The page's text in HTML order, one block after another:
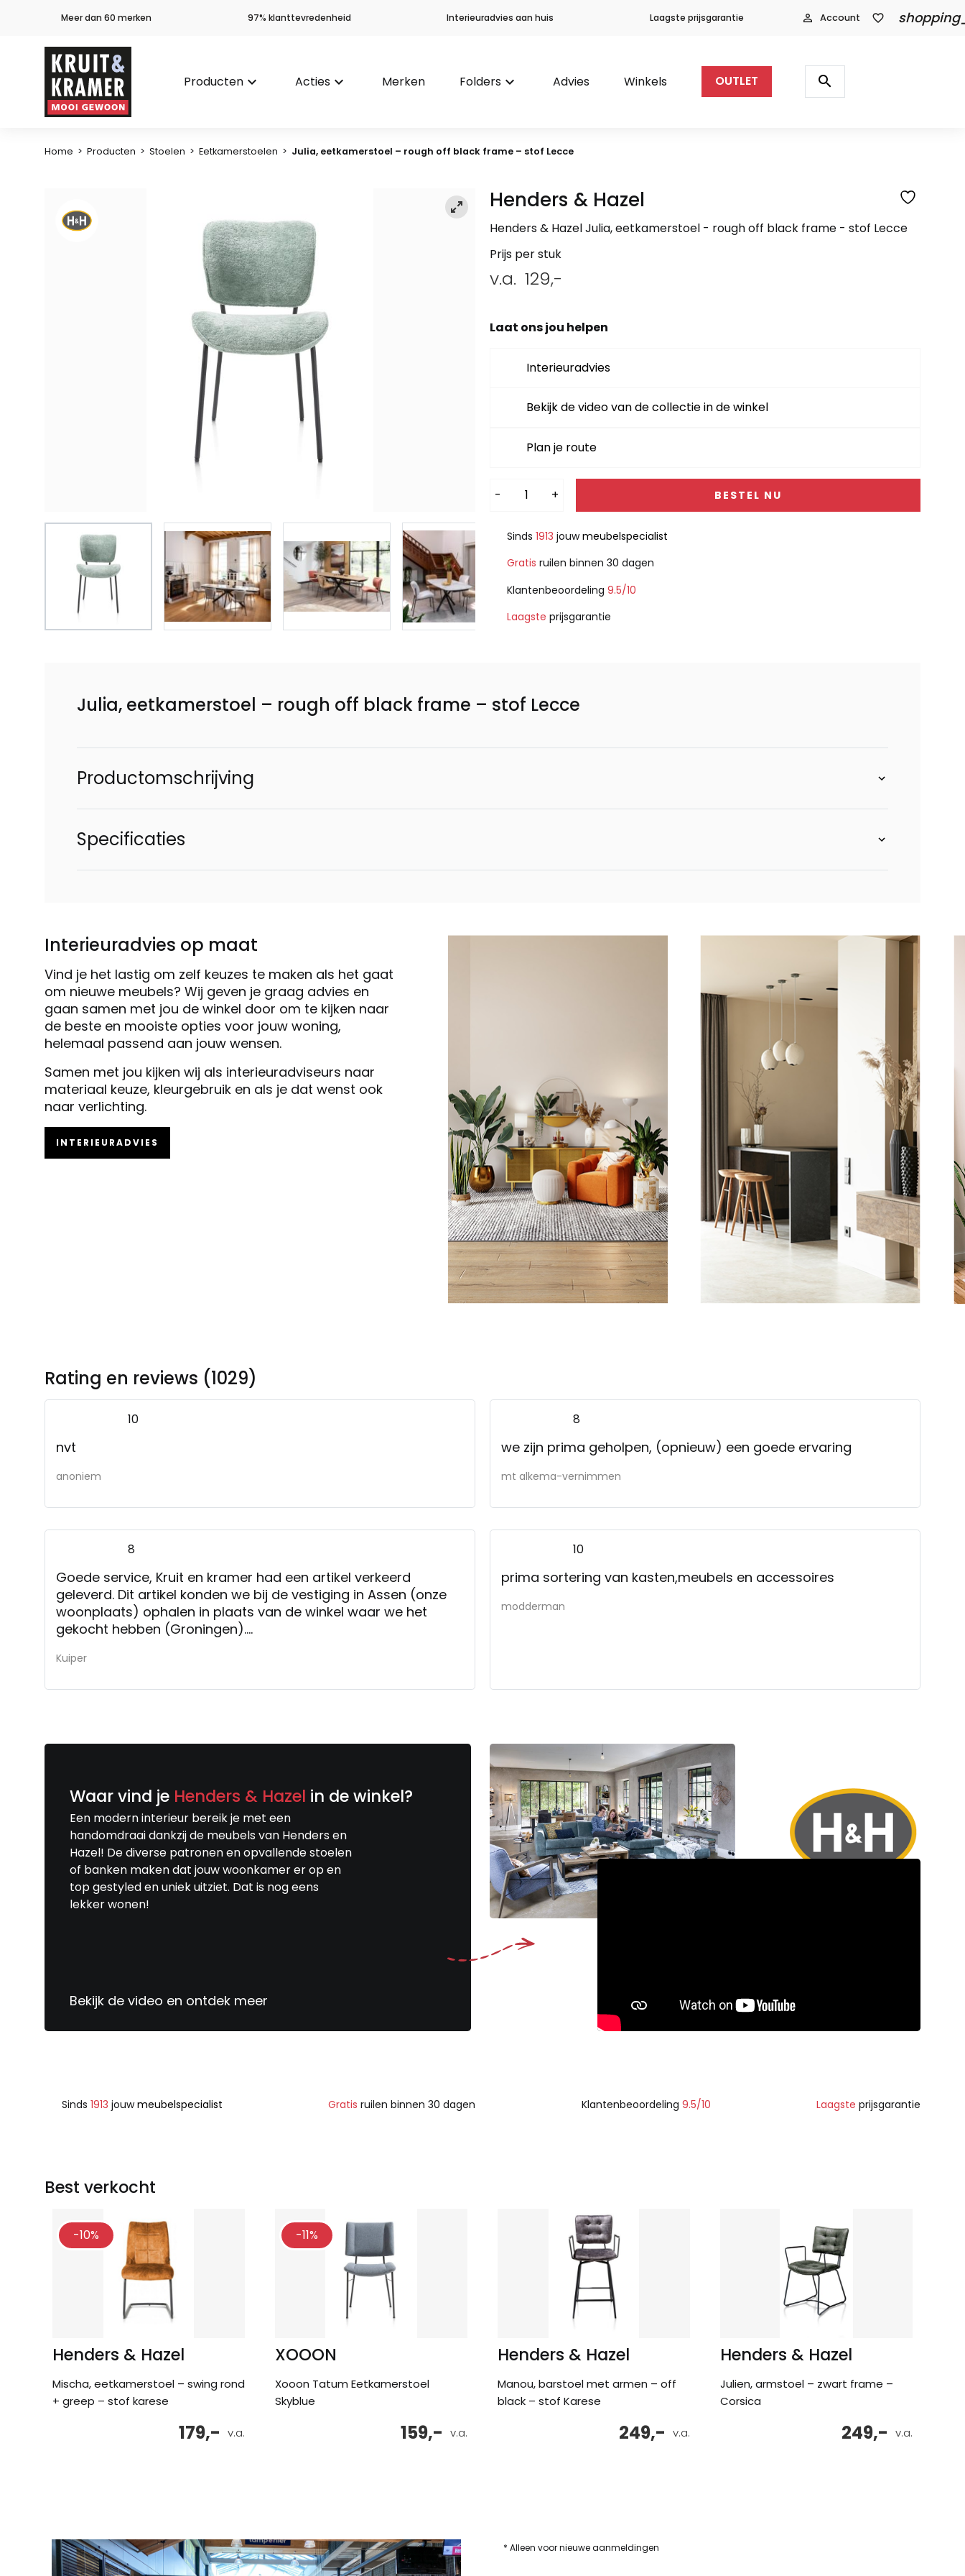
Meer dan 60 merken 97% klanttevredenheid Interieuradvies aan huis Laagste prijsgarantie person_outline Account favorite_border
Producten keyboard_arrow_down Acties keyboard_arrow_down Merken Folders keyboard_arrow_down Advies Winkels OUTLET
Producten
zoeken
search
Home > Producten > Stoelen > Eetkamerstoelen > Julia, eetkamerstoel – rough off black frame – stof Lecce
Henders & Hazel
Henders & Hazel Julia, eetkamerstoel - rough off black frame - stof Lecce
Prijs per stuk
v.a. 129,-
Laat ons jou helpen
Interieuradvies
Bekijk de video van de collectie in de winkel
Plan je route
- + BESTEL NU
Alternative:
Sinds 1913 jouwmeubelspecialist
Gratis ruilen binnen 30 dagen
Klantenbeoordeling 9.5/10
Laagste prijsgarantie
Julia, eetkamerstoel – rough off black frame – stof Lecce
Productomschrijving
Specificaties
Interieuradvies op maat
Vind je het lastig om zelf keuzes te maken als het gaat
om nieuwe meubels? Wij geven je graag advies en
gaan samen met jou de winkel door om te kijken naar
de beste en mooiste opties voor jouw woning,
helemaal passend aan jouw wensen.
Samen met jou kijken wij als interieuradviseurs naar
materiaal keuze, kleurgebruik en als je dat wenst ook
naar verlichting.
INTERIEURADVIES
Rating en reviews (1029)
10
nvt
anoniem
8
we zijn prima geholpen, (opnieuw) een goede ervaring
mt alkema-vernimmen
8
Goede service, Kruit en kramer had een artikel verkeerd
geleverd. Dit artikel konden we bij de vestiging in Assen (onze
woonplaats) ophalen in plaats van de winkel waar we het
gekocht hebben (Groningen).
Kuiper
10
prima sortering van kasten,meubels en accessoires
modderman
Waar vind je Henders & Hazel in de winkel?
Een modern interieur bereik je met een
handomdraai dankzij de meubels van Henders en
Hazel! De diverse patronen en opvallende stoelen
of banken maken dat jouw woonkamer er op en
top gestyled en uniek uitziet. Dat is nog eens
lekker wonen!
Bekijk de video en ontdek meer
Sinds 1913 jouwmeubelspecialist Gratis ruilen binnen 30 dagen Klantenbeoordeling 9.5/10 Laagste prijsgarantie
Best verkocht
-10%
Henders & Hazel
Mischa, eetkamerstoel – swing rond
+ greep – stof karese
v.a.
179,-
-11%
XOOON
Xooon Tatum Eetkamerstoel
Skyblue
v.a.
159,-
Henders & Hazel
Manou, barstoel met armen – off
black – stof Karese
v.a.
249,-
Henders & Hazel
Julien, armstoel – zwart frame –
Corsica
v.a.
249,-
* Alleen voor nieuwe aanmeldingen